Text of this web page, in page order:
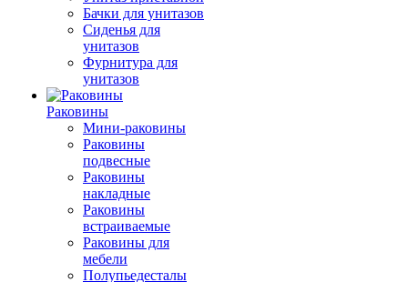
Бачки для унитазов
Сиденья для
унитазов
Фурнитура для
унитазов
Раковины
Мини-раковины
Раковины
подвесные
Раковины
накладные
Раковины
встраиваемые
Раковины для
мебели
Полупьедесталы